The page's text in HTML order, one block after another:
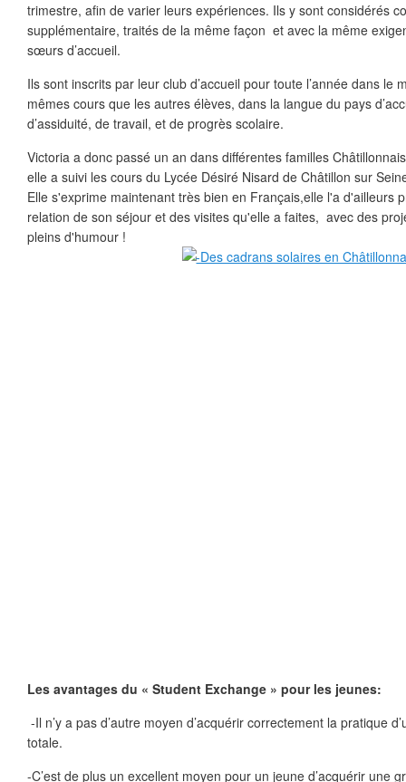
trimestre, afin de varier leurs expériences. Ils y sont considérés
supplémentaire, traités de la même façon et avec la même
sœurs d’accueil.
Ils sont inscrits par leur club d’accueil pour toute l’année dans le
mêmes cours que les autres élèves, dans la langue du pays
d’assiduité, de travail, et de progrès scolaire.
Victoria a donc passé un an dans différentes familles
elle a suivi les cours du Lycée Désiré Nisard de Châtillon sur
Elle s'exprime maintenant très bien en Français,elle l'a d'ailleurs
relation de son séjour et des visites qu'elle a faites, avec des
pleins d'humour !
Les avantages du « Student Exchange » pour les jeunes:
-Il n’y a pas d’autre moyen d’acquérir correctement la pratique
totale.
-C’est de plus un excellent moyen pour un jeune d’acquérir une